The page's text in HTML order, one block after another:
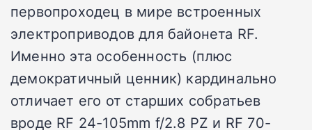
первопроходец в мире встроенных
электроприводов для байонета RF.
Именно эта особенность (плюс
демократичный ценник) кардинально
отличает его от старших собратьев
вроде RF 24-105mm f/2.8 PZ и RF 70-